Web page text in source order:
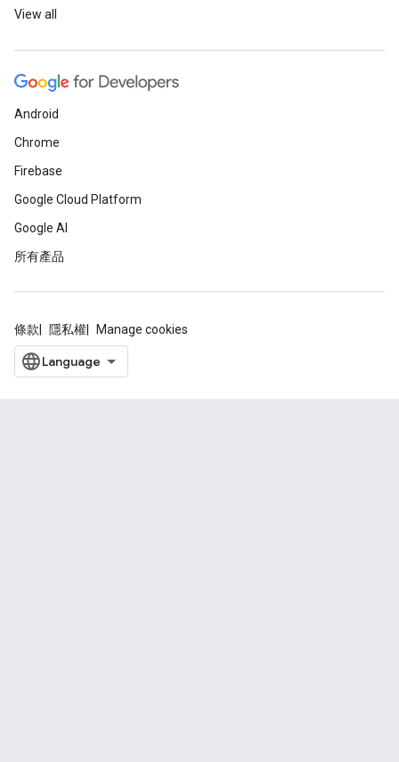
View all
Android
Chrome
Firebase
Google Cloud Platform
Google AI
所有產品
條款 隱私權 Manage cookies